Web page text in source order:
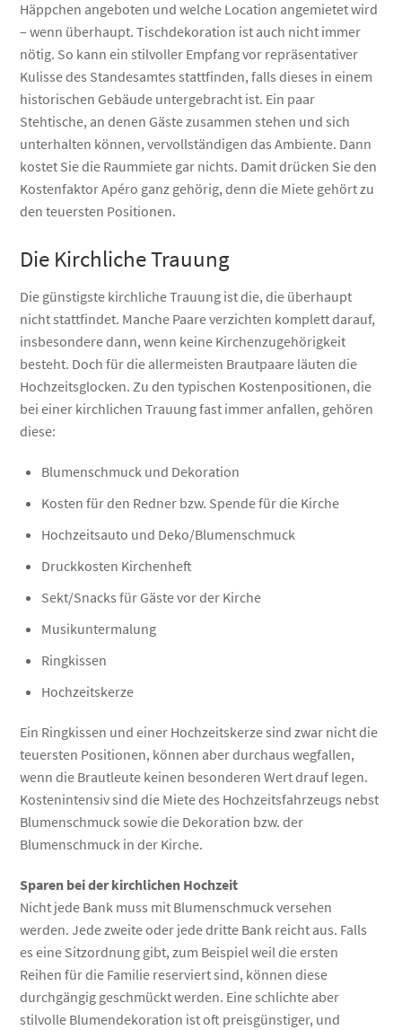
Häppchen angeboten und welche Location angemietet wird
– wenn überhaupt. Tischdekoration ist auch nicht immer
nötig. So kann ein stilvoller Empfang vor repräsentativer
Kulisse des Standesamtes stattfinden, falls dieses in einem
historischen Gebäude untergebracht ist. Ein paar
Stehtische, an denen Gäste zusammen stehen und sich
unterhalten können, vervollständigen das Ambiente. Dann
kostet Sie die Raummiete gar nichts. Damit drücken Sie den
Kostenfaktor Apéro ganz gehörig, denn die Miete gehört zu
den teuersten Positionen.
Die Kirchliche Trauung
Die günstigste kirchliche Trauung ist die, die überhaupt
nicht stattfindet. Manche Paare verzichten komplett darauf,
insbesondere dann, wenn keine Kirchenzugehörigkeit
besteht. Doch für die allermeisten Brautpaare läuten die
Hochzeitsglocken. Zu den typischen Kostenpositionen, die
bei einer kirchlichen Trauung fast immer anfallen, gehören
diese:
Blumenschmuck und Dekoration
Kosten für den Redner bzw. Spende für die Kirche
Hochzeitsauto und Deko/Blumenschmuck
Druckkosten Kirchenheft
Sekt/Snacks für Gäste vor der Kirche
Musikuntermalung
Ringkissen
Hochzeitskerze
Ein Ringkissen und einer Hochzeitskerze sind zwar nicht die
teuersten Positionen, können aber durchaus wegfallen,
wenn die Brautleute keinen besonderen Wert drauf legen.
Kostenintensiv sind die Miete des Hochzeitsfahrzeugs nebst
Blumenschmuck sowie die Dekoration bzw. der
Blumenschmuck in der Kirche.
Sparen bei der kirchlichen Hochzeit
Nicht jede Bank muss mit Blumenschmuck versehen
werden. Jede zweite oder jede dritte Bank reicht aus. Falls
es eine Sitzordnung gibt, zum Beispiel weil die ersten
Reihen für die Familie reserviert sind, können diese
durchgängig geschmückt werden. Eine schlichte aber
stilvolle Blumendekoration ist oft preisgünstiger, und